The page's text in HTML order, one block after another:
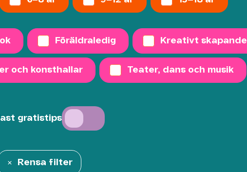
Föräldraledig Kreativt skapande
och konsthallar Teater, dans och musik
gratistips
Rensa filter